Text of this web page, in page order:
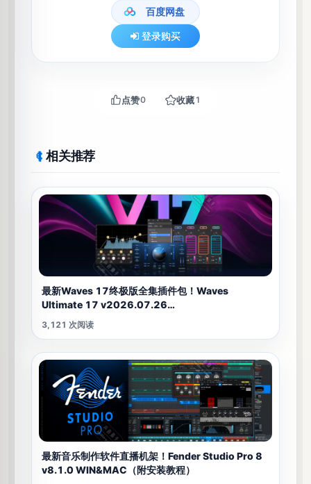
登录购买
点赞0 收藏1
相关推荐
最新Waves 17终极版全集插件包！Waves
Ultimate 17 v2026.07.26
WIN&MAC（2026.07.26更新带新混响版本）
3,121 次阅读
最新音乐制作软件直播机架！Fender Studio Pro 8
v8.1.0 WIN&MAC（附安装教程）